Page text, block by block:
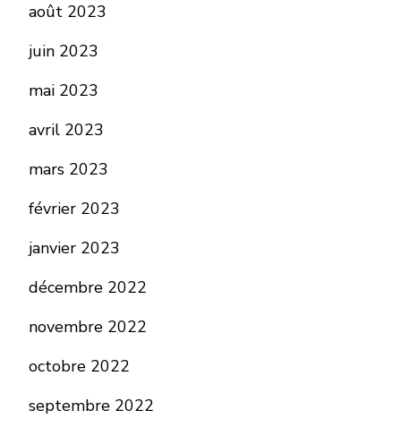
août 2023
juin 2023
mai 2023
avril 2023
mars 2023
février 2023
janvier 2023
décembre 2022
novembre 2022
octobre 2022
septembre 2022